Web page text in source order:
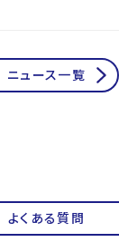
ニュース一覧
よくある質問